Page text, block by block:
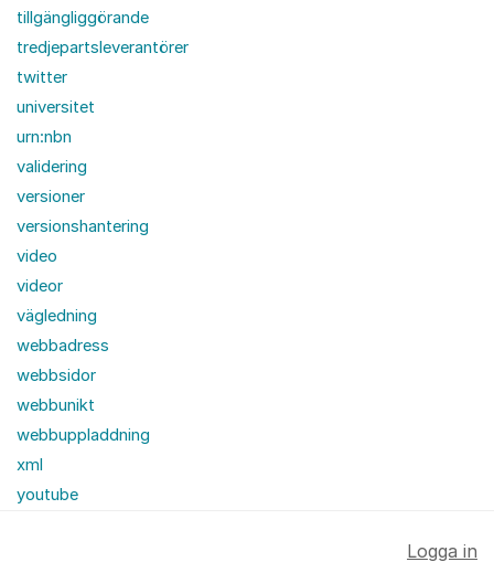
tillgängliggörande
tredjepartsleverantörer
twitter
universitet
urn:nbn
validering
versioner
versionshantering
video
videor
vägledning
webbadress
webbsidor
webbunikt
webbuppladdning
xml
youtube
Logga in